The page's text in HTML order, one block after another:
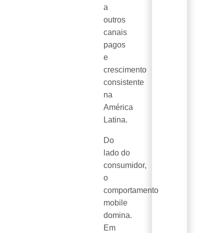
a
outros
canais
pagos
e
crescimento
consistente
na
América
Latina.
Do
lado do
consumidor,
o
comportamento
mobile
domina.
Em